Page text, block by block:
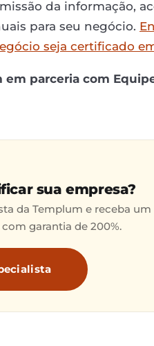
da informação,
para seu negócio.
seja certificado
parceria com
sua empresa?
da Templum e receba um
garantia de 200%.